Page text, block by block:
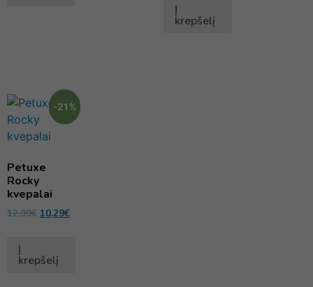
Į
krepšelį
-21%
Petuxe
Rocky
kvepalai
12,99€ 10,29€
Į
krepšelį